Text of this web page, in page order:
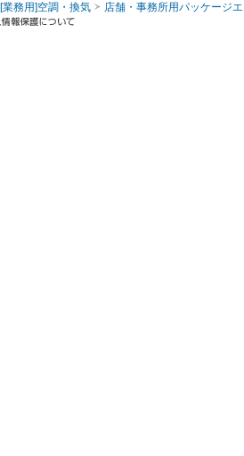
[業務用]空調・換気 店舗・事務所用パッケージ